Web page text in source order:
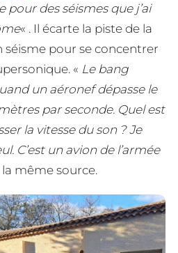
pour des séismes que j’ai
« . Il écarte la piste de la
séisme pour se concentrer
« Le bang
un aéronef dépasse le
par seconde. Quel est
la vitesse du son ? Je
C’est un avion de l’armée
la même source.